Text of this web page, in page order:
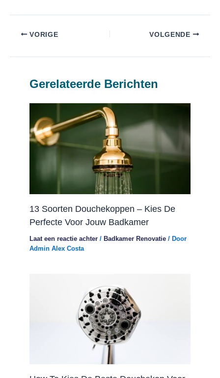
VORIGE VOLGENDE
Gerelateerde Berichten
13 Soorten Douchekoppen – Kies De
Perfecte Voor Jouw Badkamer
Laat een reactie achter / Badkamer Renovatie / Door
Admin Alex Costa